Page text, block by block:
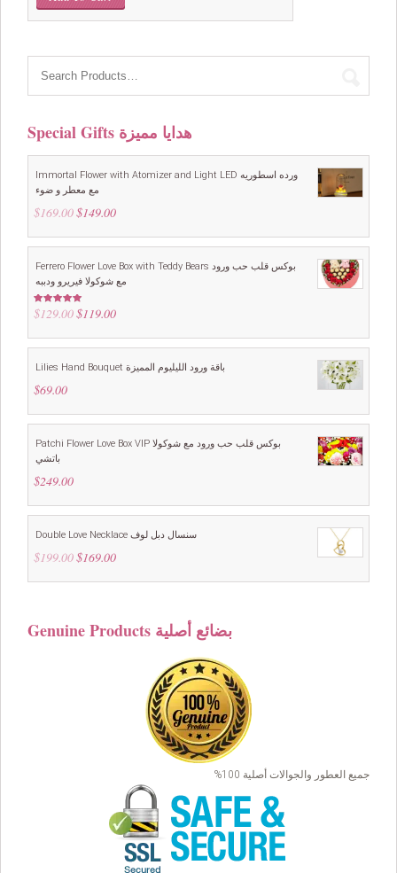
was:
Special Gifts هدايا مميزة
Immortal Flower with Atomizer and Light LED ورده اسطوريه
مع معطر و ضوء
$169.00 Original
was:
$149.00Current
is:
Ferrero Flower Love Box with Teddy Bears بوكس قلب حب ورود
مع شوكولا فيريرو ودببه
Rated 5.00
out of 5
$129.00 Original
was:
$119.00Current
is:
Lilies Hand Bouquet باقة ورود الليليوم المميزة
$69.00
Patchi Flower Love Box VIP بوكس قلب حب ورود مع شوكولا
باتشي
$249.00
Double Love Necklace سنسال دبل لوف
$199.00 Original
was:
$169.00Current
is:
Genuine Products بضائع أصلية
جميع العطور والجوالات أصلية 100%